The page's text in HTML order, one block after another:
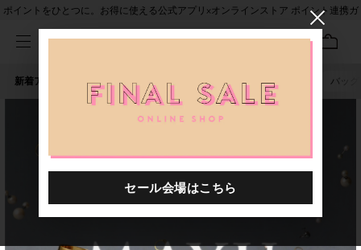
ポイントをひとつに。お得に使える公式アプリ×オンラインストア ポイント連携ガ
新着アイテム 人気ワード セール 40th限定 バッグ